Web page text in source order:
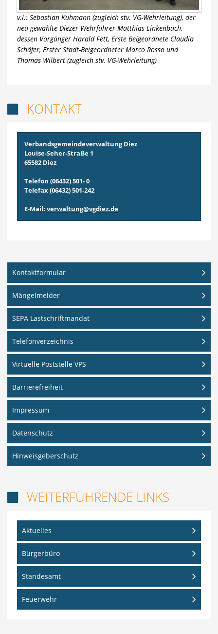
v.l.: Sebastian Kuhmann (zugleich stv. VG-Wehrleitung), der
neu gewählte Diezer Wehrführer Matthias Linkenbach,
dessen Vorgänger Harald Fett, Erste Beigeordnete Claudia
Schäfer, Erster Stadt-Beigeordneter Marco Rosso und
Thomas Wilbert (zugleich stv. VG-Wehrleitung)
KONTAKT
Verbandsgemeindeverwaltung Diez
Louise-Seher-Straße 1
65582 Diez
Telefon (06432) 501- 0
Telefax (06432) 501-242
E-Mail: verwaltung@vgdiez.de
Kontaktformular
Mängelmelder
SEPA Lastschriftmandat
Telefonverzeichnis
Virtuelle Poststelle VPS
Barrierefreiheit
Impressum
Datenschutz
Hinweisgeberschutz
WEITERFÜHRENDE LINKS
Aktuelles
Bürgerbüro
Standesamt
Feuerwehr